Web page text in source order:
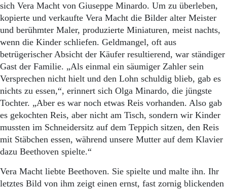
sich Vera Macht von Giuseppe Minardo. Um zu überleben,
kopierte und verkaufte Vera Macht die Bilder alter Meister
und berühmter Maler, produzierte Miniaturen, meist nachts,
wenn die Kinder schliefen. Geldmangel, oft aus
betrügerischer Absicht der Käufer resultierend, war ständiger
Gast der Familie. „Als einmal ein säumiger Zahler sein
Versprechen nicht hielt und den Lohn schuldig blieb, gab es
nichts zu essen,“, erinnert sich Olga Minardo, die jüngste
Tochter. „Aber es war noch etwas Reis vorhanden. Also gab
es gekochten Reis, aber nicht am Tisch, sondern wir Kinder
mussten im Schneidersitz auf dem Teppich sitzen, den Reis
mit Stäbchen essen, während unsere Mutter auf dem Klavier
dazu Beethoven spielte.“
Vera Macht liebte Beethoven. Sie spielte und malte ihn. Ihr
letztes Bild von ihm zeigt einen ernst, fast zornig blickenden